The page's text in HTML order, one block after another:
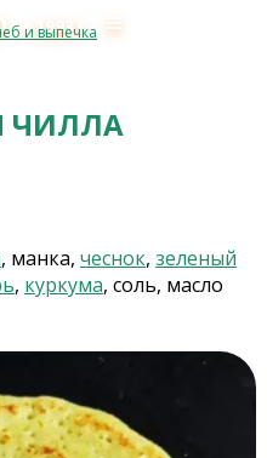
с 1993 г.≡
и выпечка
ЧИЛЛА
, манка, чеснок, зеленый
, куркума, соль, масло